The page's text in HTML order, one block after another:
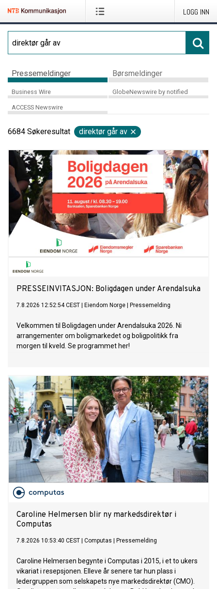
LOGG INN
Pressemeldinger Børsmeldinger
Business Wire GlobeNewswire by notified
ACCESS Newswire
6684 Søkeresultat direktør går av
PRESSEINVITASJON: ​Boligdagen under Arendalsuka
7.8.2026 12:52:54 CEST Eiendom Norge Pressemelding
Velkommen til Boligdagen under Arendalsuka 2026. Ni
arrangementer om boligmarkedet og boligpolitikk fra
morgen til kveld. Se programmet her!
Caroline Helmersen blir ny markedsdirektør i
Computas
7.8.2026 10:53:40 CEST Computas Pressemelding
Caroline Helmersen begynte i Computas i 2015, i et to ukers
vikariat i resepsjonen. Elleve år senere tar hun plass i
ledergruppen som selskapets nye markedsdirektør (CMO).